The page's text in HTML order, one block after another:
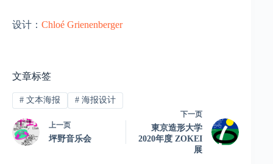
设计： Chloé Grienenberger
文章标签
#文本海报 #海报设计
上一页
坪野音乐会
下一页
東京造形大学
2020年度 ZOKEI
展